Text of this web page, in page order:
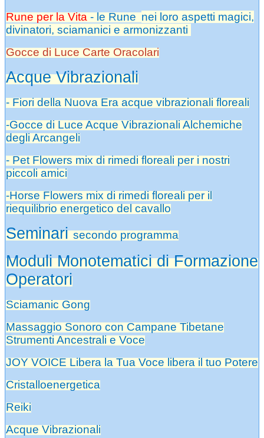
Rune per la Vita - le Rune nei loro aspetti magici,
divinatori, sciamanici e armonizzanti
Gocce di Luce Carte Oracolari
Acque Vibrazionali
- Fiori della Nuova Era acque vibrazionali floreali
-Gocce di Luce Acque Vibrazionali Alchemiche
degli Arcangeli
- Pet Flowers mix di rimedi floreali per i nostri
piccoli amici
-Horse Flowers mix di rimedi floreali per il
riequilibrio energetico del cavallo
Seminarisecondo programma
Moduli Monotematici di Formazione
Operatori
Sciamanic Gong
Massaggio Sonoro con Campane Tibetane
Strumenti Ancestrali e Voce
JOY VOICE Libera la Tua Voce libera il tuo Potere
Cristalloenergetica
Reiki
Acque Vibrazionali